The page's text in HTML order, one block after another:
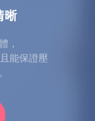
晰
，
能保證壓